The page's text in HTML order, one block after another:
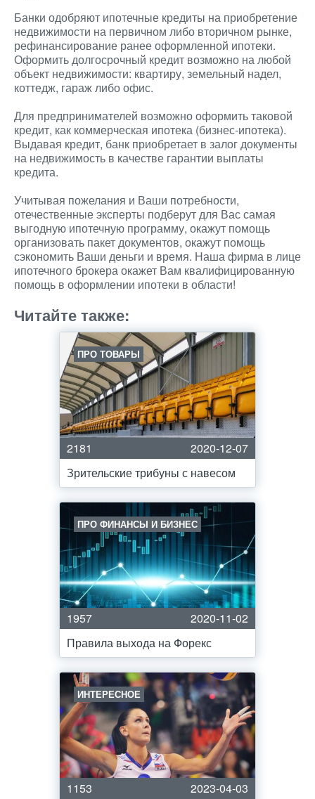
Банки одобряют ипотечные кредиты на приобретение
недвижимости на первичном либо вторичном рынке,
рефинансирование ранее оформленной ипотеки.
Оформить долгосрочный кредит возможно на любой
объект недвижимости: квартиру, земельный надел,
коттедж, гараж либо офис.
Для предпринимателей возможно оформить таковой
кредит, как коммерческая ипотека (бизнес-ипотека).
Выдавая кредит, банк приобретает в залог документы
на недвижимость в качестве гарантии выплаты
кредита.
Учитывая пожелания и Ваши потребности,
отечественные эксперты подберут для Вас самая
выгодную ипотечную программу, окажут помощь
организовать пакет документов, окажут помощь
сэкономить Ваши деньги и время. Наша фирма в лице
ипотечного брокера окажет Вам квалифицированную
помощь в оформлении ипотеки в области!
Читайте также:
ПРО ТОВАРЫ
2181
2020-12-07
Зрительские трибуны с навесом
ПРО ФИНАНСЫ И БИЗНЕС
1957
2020-11-02
Правила выхода на Форекс
ИНТЕРЕСНОЕ
1153 2023-04-03